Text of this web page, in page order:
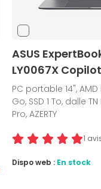
ASUS
LY0067X
PC portable 14", AMD
Go, SSD 1 To, dalle
Pro, AZERTY
1
Dispo web : En stock